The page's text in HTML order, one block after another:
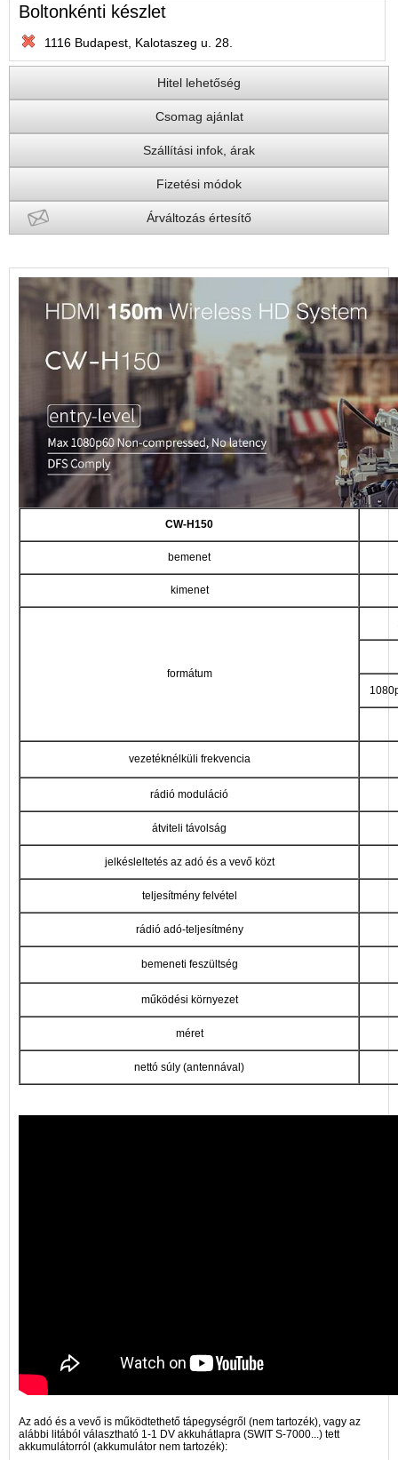
Boltonkénti készlet
1116 Budapest, Kalotaszeg u. 28.
Hitel lehetőség
Csomag ajánlat
Szállítási infok, árak
Fizetési módok
Árváltozás értesítő
CW-H150
bemenet
kimenet
formátum
vezetéknélküli frekvencia
rádió moduláció
átviteli távolság
jelkésleltetés az adó és a vevő közt
teljesítmény felvétel
rádió adó-teljesítmény
bemeneti feszültség
működési környezet
méret
nettó súly (antennával)
Az adó és a vevő is működtethető tápegységről (nem tartozék), vagy az
alábbi litából választható 1-1 DV akkuhátlapra (SWIT S-7000...) tett
akkumulátorról (akkumulátor nem tartozék):